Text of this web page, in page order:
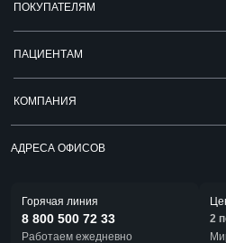
ПОКУПАТЕЛЯМ
ПАЦИЕНТАМ
КОМПАНИЯ
АДРЕСА ОФИСОВ
Горячая линия
8 800 500 72 33
Работаем ежедневно
2